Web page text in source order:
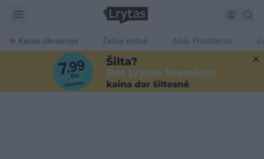
Karas Ukrainoje Žalioji erdvė Ačiū, Prezidente